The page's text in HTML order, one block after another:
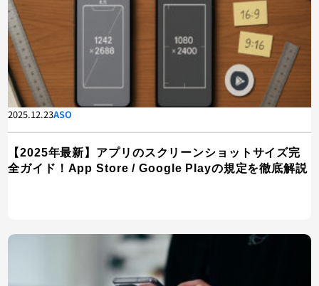
2025.12.23ASO
【2025年最新】アプリのスクリーンショットサイズ完
全ガイド！App Store / Google Playの規定を徹底解説